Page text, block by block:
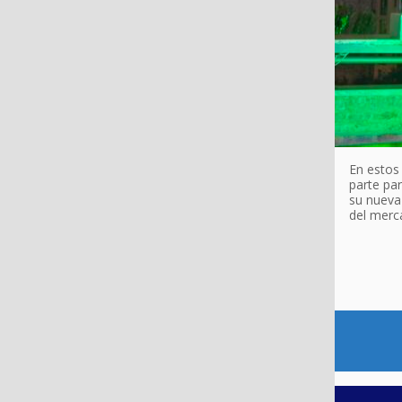
En
parte
su
del